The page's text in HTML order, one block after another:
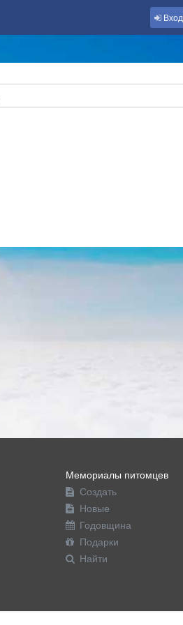
Вход
Мемориалы питомцев
Создать
Новые
Годовщина
Подарки
Найти